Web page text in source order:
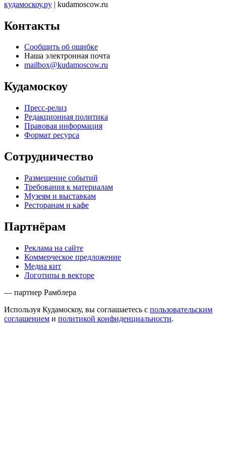
кудамоскоу.ру | kudamoscow.ru
Контакты
Сообщить об ошибке
Наша электронная почта
mailbox@kudamoscow.ru
Кудамоскоу
Пресс-релиз
Редакционная политика
Правовая информация
Формат ресурса
Сотрудничество
Размещение событий
Требования к материалам
Музеям и выставкам
Ресторанам и кафе
Партнёрам
Реклама на сайте
Коммерческое предложение
Медиа кит
Логотипы в векторе
— партнер Рамблера
Используя Кудамоскоу, вы соглашаетесь с пользовательским
соглашением и политикой конфиденциальности.